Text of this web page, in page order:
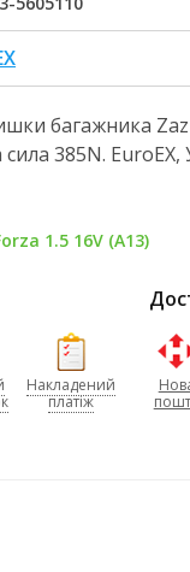
багажника
385N.
1.5 16V (А13)
Накладений
платіж